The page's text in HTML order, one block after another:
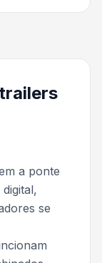
a ponte
se